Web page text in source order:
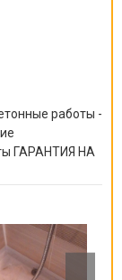
работы -
ГАРАНТИЯ НА